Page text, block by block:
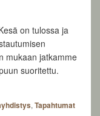
on tulossa ja
mukaan jatkamme
suoritettu.
klo 10.00 –
, Tapahtumat